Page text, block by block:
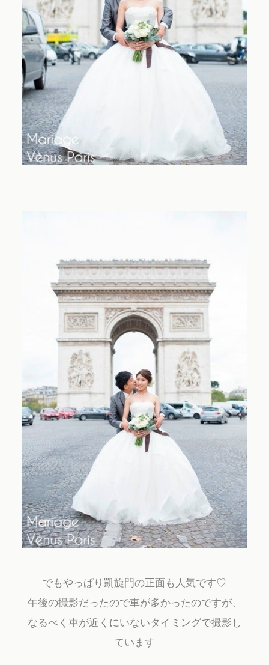
でもやっぱり凱旋門の正面も人気です♡
午後の撮影だったので車が多かったのですが、
なるべく車が近くにいないタイミングで撮影し
ています